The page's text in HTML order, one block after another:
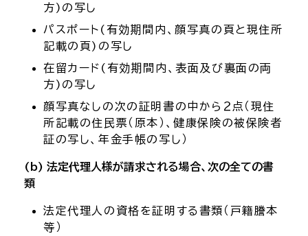
方)の写し
パスポート(有効期間内、顔写真の頁と現住所
記載の頁)の写し
在留カード(有効期間内、表面及び裏面の両
方)の写し
顔写真なしの次の証明書の中から２点（現住
所記載の住民票（原本）、健康保険の被保険者
証の写し、年金手帳の写し）
(b) 法定代理人様が請求される場合、次の全ての書
類
法定代理人の資格を証明する書類（戸籍謄本
等）